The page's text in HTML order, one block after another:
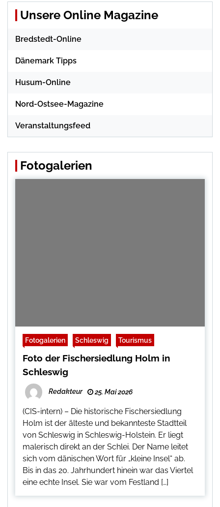
Unsere Online Magazine
Bredstedt-Online
Dänemark Tipps
Husum-Online
Nord-Ostsee-Magazine
Veranstaltungsfeed
Fotogalerien
Fotogalerien Schleswig Tourismus
Foto der Fischersiedlung Holm in
Schleswig
Redakteur 25. Mai 2026
(CIS-intern) – Die historische Fischersiedlung
Holm ist der älteste und bekannteste Stadtteil
von Schleswig in Schleswig-Holstein. Er liegt
malerisch direkt an der Schlei. Der Name leitet
sich vom dänischen Wort für „kleine Insel“ ab.
Bis in das 20. Jahrhundert hinein war das Viertel
eine echte Insel. Sie war vom Festland […]